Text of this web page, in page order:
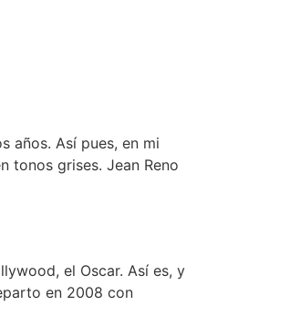
años. Así pues, en mi
tonos grises. Jean Reno
el Oscar. Así es, y
en 2008 con